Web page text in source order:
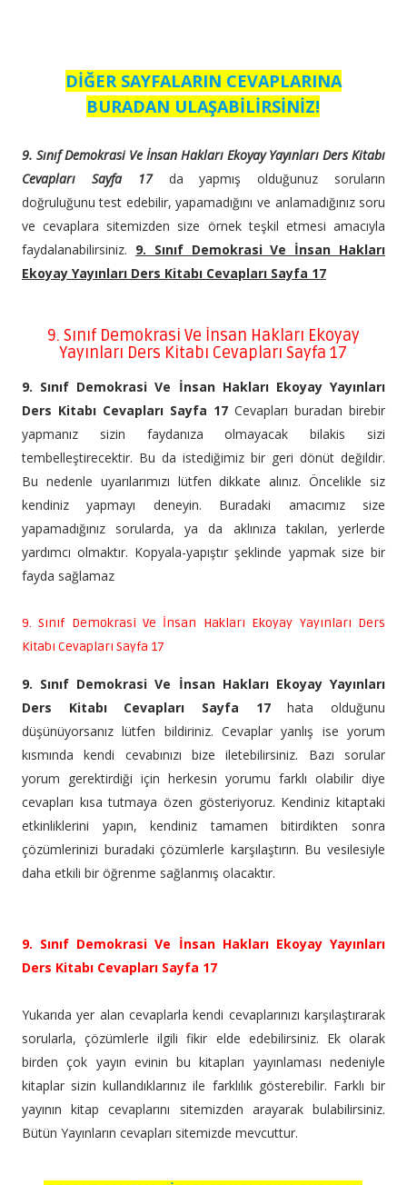
DİĞER SAYFALARIN CEVAPLARINA
BURADAN ULAŞABİLİRSİNİZ!
9. Sınıf Demokrasi Ve İnsan Hakları Ekoyay Yayınları Ders Kitabı
Cevapları Sayfa 17 da yapmış olduğunuz soruların
doğruluğunu test edebilir, yapamadığını ve anlamadığınız soru
ve cevaplara sitemizden size örnek teşkil etmesi amacıyla
faydalanabilirsiniz. 9. Sınıf Demokrasi Ve İnsan Hakları
Ekoyay Yayınları Ders Kitabı Cevapları Sayfa 17
9. Sınıf Demokrasi Ve İnsan Hakları Ekoyay
Yayınları Ders Kitabı Cevapları Sayfa 17
9. Sınıf Demokrasi Ve İnsan Hakları Ekoyay Yayınları
Ders Kitabı Cevapları Sayfa 17Cevapları buradan birebir
yapmanız sizin faydanıza olmayacak bilakis sizi
tembelleştirecektir. Bu da istediğimiz bir geri dönüt değildir.
Bu nedenle uyarılarımızı lütfen dikkate alınız. Öncelikle siz
kendiniz yapmayı deneyin. Buradaki amacımız size
yapamadığınız sorularda, ya da aklınıza takılan, yerlerde
yardımcı olmaktır. Kopyala-yapıştır şeklinde yapmak size bir
fayda sağlamaz
9. Sınıf Demokrasi Ve İnsan Hakları Ekoyay Yayınları Ders
Kitabı Cevapları Sayfa 17
9. Sınıf Demokrasi Ve İnsan Hakları Ekoyay Yayınları
Ders Kitabı Cevapları Sayfa 17hata olduğunu
düşünüyorsanız lütfen bildiriniz. Cevaplar yanlış ise yorum
kısmında kendi cevabınızı bize iletebilirsiniz. Bazı sorular
yorum gerektirdiği için herkesin yorumu farklı olabilir diye
cevapları kısa tutmaya özen gösteriyoruz. Kendiniz kitaptaki
etkinliklerini yapın, kendiniz tamamen bitirdikten sonra
çözümlerinizi buradaki çözümlerle karşılaştırın. Bu vesilesiyle
daha etkili bir öğrenme sağlanmış olacaktır.
9. Sınıf Demokrasi Ve İnsan Hakları Ekoyay Yayınları
Ders Kitabı Cevapları Sayfa 17
Yukarıda yer alan cevaplarla kendi cevaplarınızı karşılaştırarak
sorularla, çözümlerle ilgili fikir elde edebilirsiniz. Ek olarak
birden çok yayın evinin bu kitapları yayınlaması nedeniyle
kitaplar sizin kullandıklarınız ile farklılık gösterebilir. Farklı bir
yayının kitap cevaplarını sitemizden arayarak bulabilirsiniz.
Bütün Yayınların cevapları sitemizde mevcuttur.